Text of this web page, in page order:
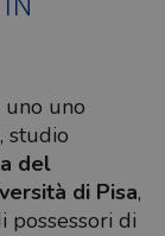
uno uno
studio
del
di Pisa,
possessori di